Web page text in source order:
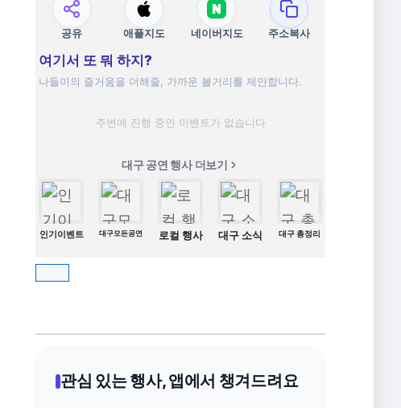
공유 애플지도 네이버지도 주소복사
여기서 또 뭐 하지?
나들이의 즐거움을 더해줄, 가까운 볼거리를 제안합니다.
주변에 진행 중인 이벤트가 없습니다
대구 공연 행사 더보기
인기이벤트 대구모든공연 로컬 행사 대구 소식 대구 총정리
관심 있는 행사, 앱에서 챙겨드려요